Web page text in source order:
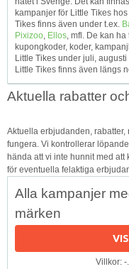
kampanjer för Little Tikes
Tikes finns även under t.ex.
Pixizoo, Ellos, mfl. De kan
kupongkoder, koder,
Little Tikes under juli,
Little Tikes finns även längs
Aktuella rabatter
Aktuella erbjudanden,
fungera. Vi kontrollerar
hända att vi inte hunnit med
för eventuella felaktiga
Alla kampanjer
märken
Villkor: -